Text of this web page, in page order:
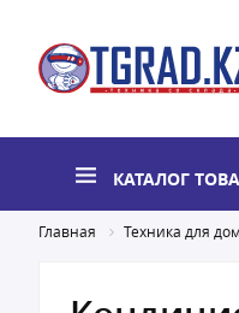
КАТАЛОГ
Главная Техника для